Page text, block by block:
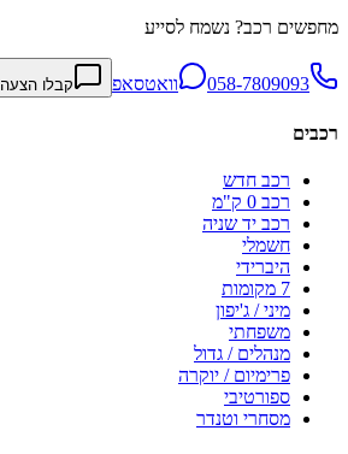
מחפשים רכב? נשמח לסייע
058-7809093 וואטסאפ קבלו הצעה
רכבים
רכב חדש
רכב 0 ק"מ
רכב יד שניה
חשמלי
היברידי
7 מקומות
מיני / ג'יפון
משפחתי
מנהלים / גדול
פרימיום / יוקרה
ספורטיבי
מסחרי וטנדר